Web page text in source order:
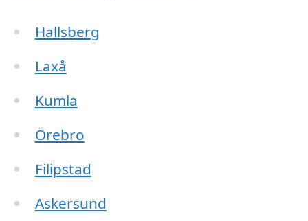
Hallsberg
Laxå
Kumla
Örebro
Filipstad
Askersund